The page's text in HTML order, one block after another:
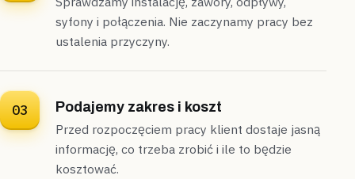
Wymieniliśmy odcinek podejścia na PEX-AL-PEX bez
naruszania zabudowy kuchennej —
uszczelniliśmy bez kucia
Uszczelnione Bez kucia
Celestynów dom z hydroforem
„W domu z hydroforem bojler przestał się załączać
po burzy.”
syfony i połączenia. Nie zaczynamy pracy bez
ustalenia przyczyny.
03
Podajemy zakres i koszt
Przed rozpoczęciem pracy klient dostaje jasną
informację, co trzeba zrobić i ile to będzie
kosztować.